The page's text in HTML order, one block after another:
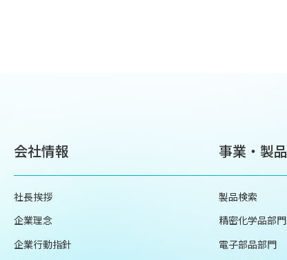
会社情報
社長挨拶
企業理念
企業行動指針
事業・製品
製品検索
精密化学品部門
電子部品部門